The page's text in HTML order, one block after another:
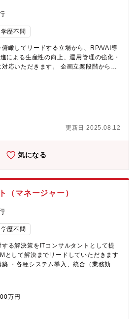
学歴不問
瞰してリードする立場から、RPA/AI導
による生産性の向上、運用管理の強化・
ます。 企画立案段階から関
なプロジェクト】Ｄ
ィング・アプリ開発、社内システム保守
タ分析、ＡＩ活用企画等 【担当部署】IT
更新日 2025.08.12
気になる
（マネージャー）
学歴不問
る解決策をITコンサルタントとして提
として解決までリードしていただきます
効率
タ管理の一元化による業務効率提案
ル戦略の計画立案など、お悩みを抱える
ルティング業務を担当していただきます
※配置換：あり
万円